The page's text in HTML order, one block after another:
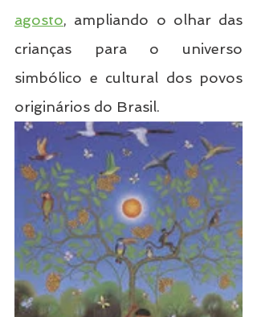
agosto, ampliando o olhar das
crianças para o universo
simbólico e cultural dos povos
originários do Brasil.